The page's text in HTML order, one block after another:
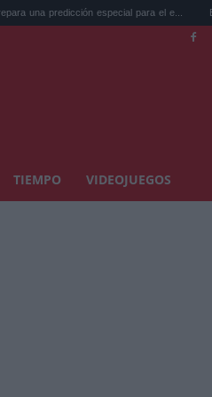
especial para el e... En los lugares
TIEMPO VIDEOJUEGOS